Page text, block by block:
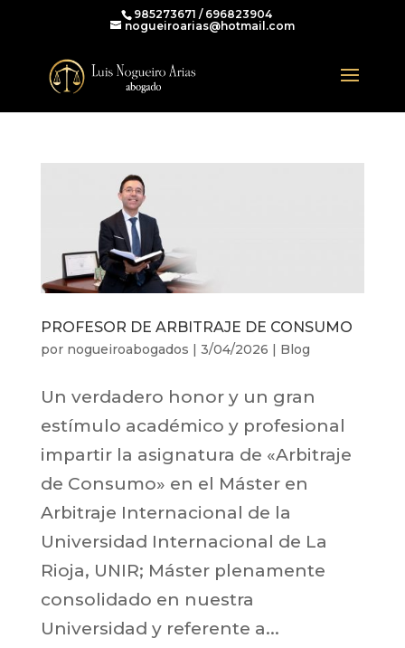
985273671 / 696823904
nogueiroarias@hotmail.com
PROFESOR DE ARBITRAJE DE CONSUMO
por nogueiroabogados | 3/04/2026 | Blog
Un verdadero honor y un gran
estímulo académico y profesional
impartir la asignatura de «Arbitraje
de Consumo» en el Máster en
Arbitraje Internacional de la
Universidad Internacional de La
Rioja, UNIR; Máster plenamente
consolidado en nuestra
Universidad y referente a...